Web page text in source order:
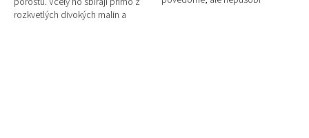
rozkvetlých divokých malin a